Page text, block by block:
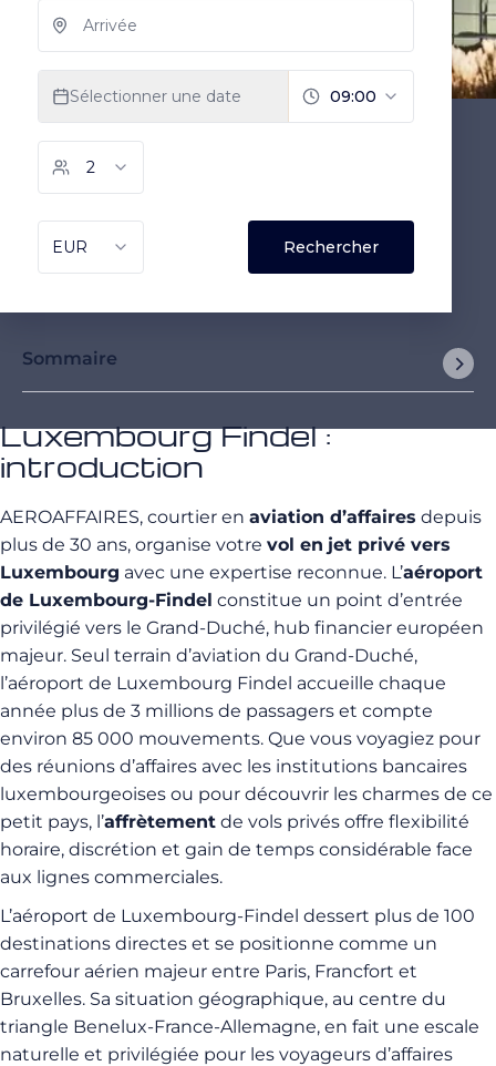
Sommaire
Luxembourg Findel :
introduction
AEROAFFAIRES, courtier en aviation d’affaires depuis
plus de 30 ans, organise votre vol en jet privé vers
Luxembourg avec une expertise reconnue. L’aéroport
de Luxembourg-Findel constitue un point d’entrée
privilégié vers le Grand-Duché, hub financier européen
majeur. Seul terrain d’aviation du Grand-Duché,
l’aéroport de Luxembourg Findel accueille chaque
année plus de 3 millions de passagers et compte
environ 85 000 mouvements. Que vous voyagiez pour
des réunions d’affaires avec les institutions bancaires
luxembourgeoises ou pour découvrir les charmes de ce
petit pays, l’affrètement de vols privés offre flexibilité
horaire, discrétion et gain de temps considérable face
aux lignes commerciales.
L’aéroport de Luxembourg-Findel dessert plus de 100
destinations directes et se positionne comme un
carrefour aérien majeur entre Paris, Francfort et
Bruxelles. Sa situation géographique, au centre du
triangle Benelux-France-Allemagne, en fait une escale
naturelle et privilégiée pour les voyageurs d’affaires